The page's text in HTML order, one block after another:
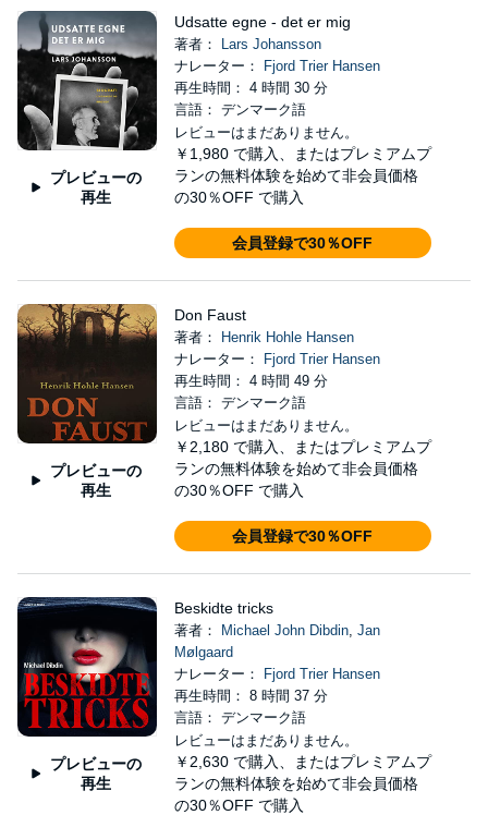
プレビューの
再生
Udsatte egne - det er mig
著者：
Lars Johansson
ナレーター：
Fjord Trier Hansen
再生時間： 4 時間 30 分
言語： デンマーク語
レビューはまだありません。
￥1,980 で購入、またはプレミアムプ
ランの無料体験を始めて非会員価格
の30％OFF で購入
会員登録で30％OFF
プレビューの
再生
Don Faust
著者：
Henrik Hohle Hansen
ナレーター：
Fjord Trier Hansen
再生時間： 4 時間 49 分
言語： デンマーク語
レビューはまだありません。
￥2,180 で購入、またはプレミアムプ
ランの無料体験を始めて非会員価格
の30％OFF で購入
会員登録で30％OFF
プレビューの
再生
Beskidte tricks
著者： Michael John Dibdin, Jan
Mølgaard
ナレーター：
Fjord Trier Hansen
再生時間： 8 時間 37 分
言語： デンマーク語
レビューはまだありません。
￥2,630 で購入、またはプレミアムプ
ランの無料体験を始めて非会員価格
の30％OFF で購入